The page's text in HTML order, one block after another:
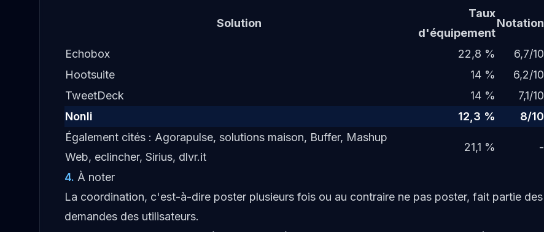
Solution
Taux
d'équipement
Notation
Echobox 22,8 %
6,7/10
Hootsuite
14 %
6,2/10
TweetDeck
14 %
7,1/10
Nonli
12,3 %
8/10
Également cités : Agorapulse, solutions maison, Buffer, Mashup
Web, eclincher, Sirius, dlvr.it
21,1 % -
4. À noter
La coordination, c'est-à-dire poster plusieurs fois ou au contraire ne pas poster, fait partie des
demandes des utilisateurs.